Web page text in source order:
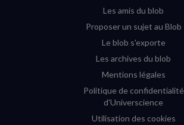
Les amis du blob
Proposer un sujet au Blob
Le blob s'exporte
Les archives du blob
Mentions légales
Politique de confidentialité
d'Universcience
Utilisation des cookies